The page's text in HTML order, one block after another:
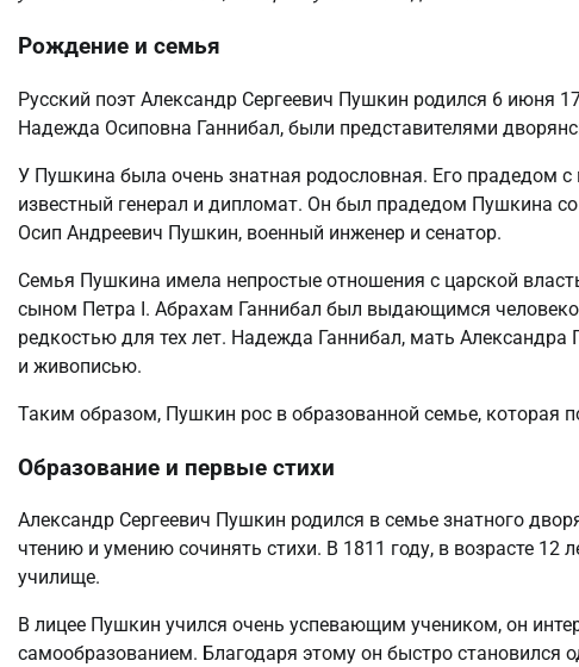
Рождение и семья
Русский поэт Александр Сергеевич Пушкин родился 6 июня
Надежда Осиповна Ганнибал, были представителями
У Пушкина была очень знатная родословная. Его прадедом
известный генерал и дипломат. Он был прадедом Пушкина
Осип Андреевич Пушкин, военный инженер и сенатор.
Семья Пушкина имела непростые отношения с царской
сыном Петра I. Абрахам Ганнибал был выдающимся
редкостью для тех лет. Надежда Ганнибал, мать
и живописью.
Таким образом, Пушкин рос в образованной семье, которая
Образование и первые стихи
Александр Сергеевич Пушкин родился в семье знатного
чтению и умению сочинять стихи. В 1811 году, в возрасте 12
училище.
В лицее Пушкин учился очень успевающим учеником, он
самообразованием. Благодаря этому он быстро становился